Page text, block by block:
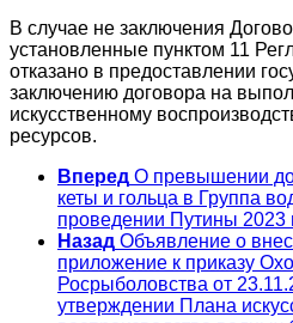
В случае не заключения
установленные пунктом 11
отказано в предоставлении
заключению договора на
искусственному
ресурсов.
Вперед О превышении
кеты и гольца в Группа
проведении Путины 2023
Назад Объявление о
приложение к приказу
Росрыболовства от
утверждении Плана